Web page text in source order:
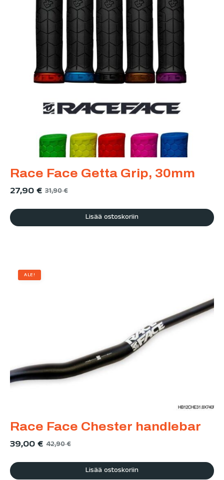
Race Face Getta Grip, 30mm
27,90€ 31,90€
Lisää ostoskoriin
ALE!
Race Face Chester handlebar
39,00€ 42,90€
Lisää ostoskoriin